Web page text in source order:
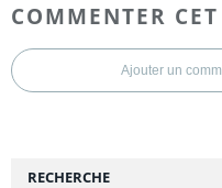
COMMENTER
Ajouter un
RECHERCHE